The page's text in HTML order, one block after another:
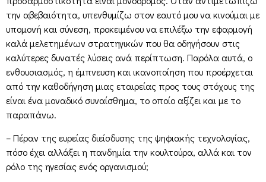
την αβεβαιότητα, υπενθυμίζω στον εαυτό μου να κινούμαι με
υπομονή και σύνεση, προκειμένου να επιλέξω την εφαρμογή
καλά μελετημένων στρατηγικών που θα οδηγήσουν στις
καλύτερες δυνατές λύσεις ανά περίπτωση. Παρόλα αυτά, ο
ενθουσιασμός, η έμπνευση και ικανοποίηση που προέρχεται
από την καθοδήγηση μιας εταιρείας προς τους στόχους της
είναι ένα μοναδικό συναίσθημα, το οποίο αξίζει και με το
παραπάνω.
– Πέραν της ευρείας διείσδυσης της ψηφιακής τεχνολογίας,
πόσο έχει αλλάξει η πανδημία την κουλτούρα, αλλά και τον
ρόλο της ηγεσίας ενός οργανισμού;